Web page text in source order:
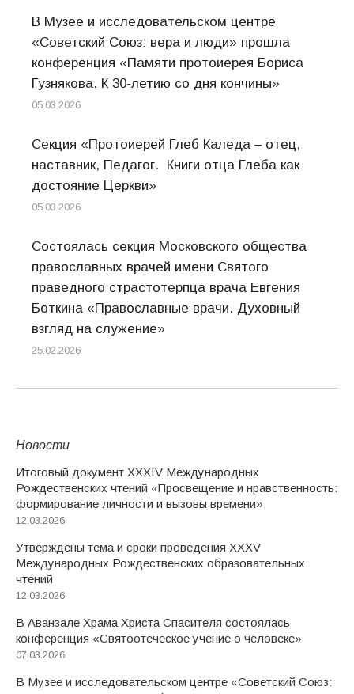
В Музее и исследовательском центре
«Советский Союз: вера и люди» прошла
конференция «Памяти протоиерея Бориса
Гузнякова. К 30-летию со дня кончины»
05.03.2026
Секция «Протоиерей Глеб Каледа – отец,
наставник, Педагог. Книги отца Глеба как
достояние Церкви»
05.03.2026
Состоялась секция Московского общества
православных врачей имени Святого
праведного страстотерпца врача Евгения
Боткина «Православные врачи. Духовный
взгляд на служение»
25.02.2026
Новости
Итоговый документ XXХIV Международных
Рождественских чтений «Просвещение и нравственность:
формирование личности и вызовы времени»
12.03.2026
Утверждены тема и сроки проведения XXXV
Международных Рождественских образовательных
чтений
12.03.2026
В Аванзале Храма Христа Спасителя состоялась
конференция «Святоотеческое учение о человеке»
07.03.2026
В Музее и исследовательском центре «Советский Союз: